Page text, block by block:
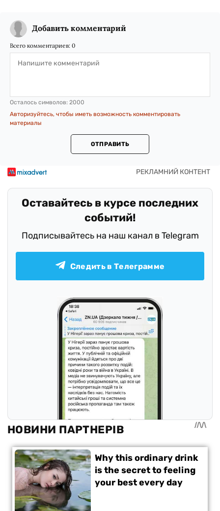
Добавить комментарий
Всего комментариев: 0
Осталось символов: 2000
Авторизуйтесь, чтобы иметь возможность комментировать
материалы
ОТПРАВИТЬ
Оставайтесь в курсе последних
событий!
Подписывайтесь на наш канал в Telegram
Следить в Телеграмме